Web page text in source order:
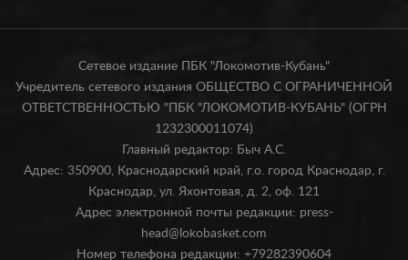
Сетевое издание ПБК "Локомотив-Кубань"
Учредитель сетевого издания ОБЩЕСТВО С ОГРАНИЧЕННОЙ
ОТВЕТСТВЕННОСТЬЮ "ПБК "ЛОКОМОТИВ-КУБАНЬ" (ОГРН
1232300011074)
Главный редактор: Быч А.С.
Адрес: 350900, Краснодарский край, г.о. город Краснодар, г.
Краснодар, ул. Яхонтовая, д. 2, оф. 121
Адрес электронной почты редакции: press-
head@lokobasket.com
Номер телефона редакции: +79282390604